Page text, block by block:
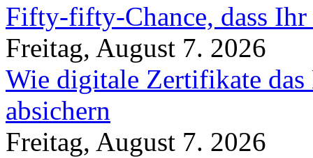
Fifty-fifty-Chance, dass
Freitag, August 7. 2026
Wie digitale Zertifikate
absichern
Freitag, August 7. 2026